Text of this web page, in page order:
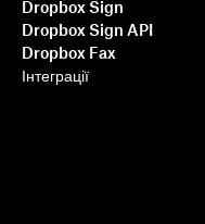
Dropbox Sign
Dropbox Sign API
Dropbox Fax
Інтеграції